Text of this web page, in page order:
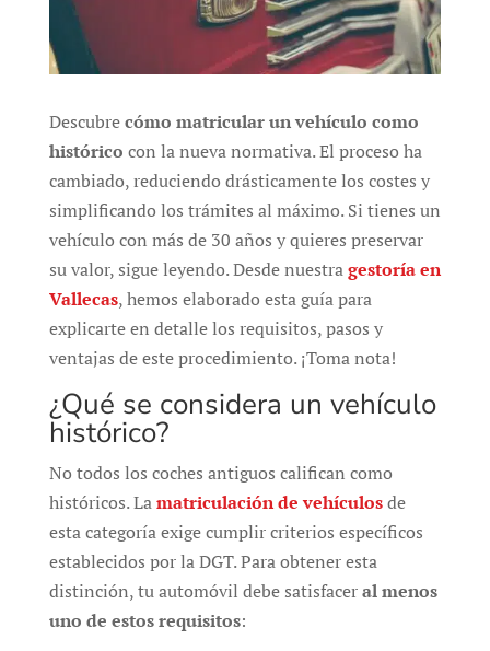
Descubrecómo matricular un vehículo como
histórico con la nueva normativa. El proceso ha
cambiado, reduciendo drásticamente los costes y
simplificando los trámites al máximo. Si tienes un
vehículo con más de 30 años y quieres preservar
su valor, sigue leyendo. Desde nuestragestoría en
Vallecas, hemos elaborado esta guía para
explicarte en detalle los requisitos, pasos y
ventajas de este procedimiento. ¡Toma nota!
¿Qué se considera un vehículo
histórico?
No todos los coches antiguos califican como
históricos. Lamatriculación de vehículosde
esta categoría exige cumplir criterios específicos
establecidos por la DGT. Para obtener esta
distinción, tu automóvil debe satisfaceral menos
uno de estos requisitos: